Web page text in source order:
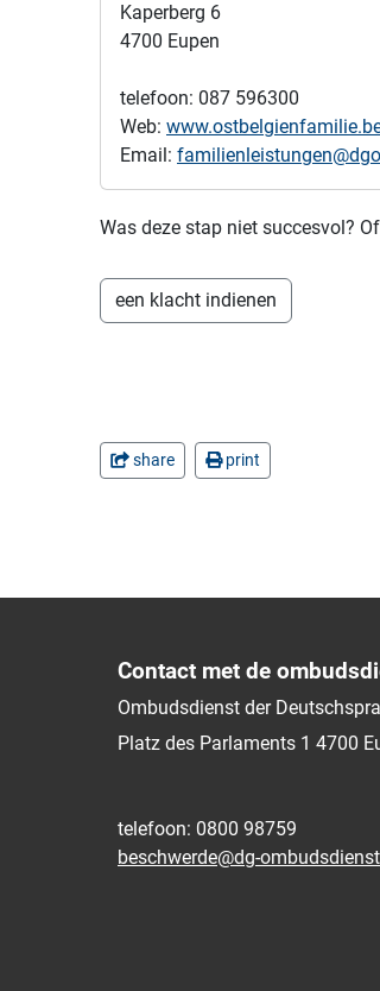
Kaperberg 6
4700 Eupen
telefoon: 087 596300
Web:
Email:
Was deze stap niet succesvol?
een klacht indienen
share print
Contact met de
Ombudsdienst der
Platz des Parlaments 1 4700
telefoon: 0800 98759
beschwerde@dg-